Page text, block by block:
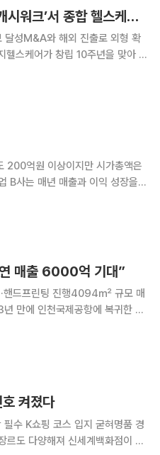
넛지헬스케어, 창립 10주년 인포그래픽 공개…‘캐시워크’서 종합 헬스케어로
달성M&A와 해외 진출로 외형 확
200억원 이상이지만 시가총액은
B사는 매년 매출과 이익 성장을
매출 6000억 기대”
·핸드프린팅 진행4094㎡ 규모 매
다.
켜졌다
수 K쇼핑 코스 입지 굳혀명품 경
세계백화점이 올